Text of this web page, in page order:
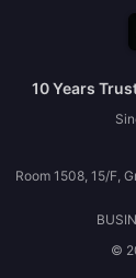
10 Years
Room 1508, 15/F,
©